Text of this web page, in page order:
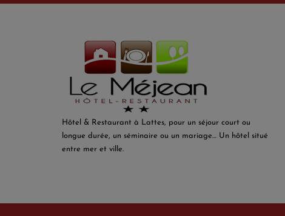
Hôtel & Restaurant à Lattes, pour un séjour court ou
longue durée, un séminaire ou un mariage… Un hôtel situé
entre mer et ville.